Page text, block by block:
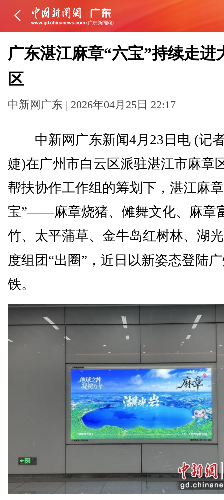
广东湛江麻章“六宝”持续走进
区
中新网广东 | 2026年04月25日 22:17
中新网广东新闻4月23日电 (记
婕)在广州市白云区派驻湛江市麻章
帮扶协作工作组的筹划下，湛江麻
宝”——麻章烧猪、傩舞文化、麻章
竹、太平蒲草、金牛岛红树林、湖
度组团“出圈”，近日以新姿态登陆
铁。